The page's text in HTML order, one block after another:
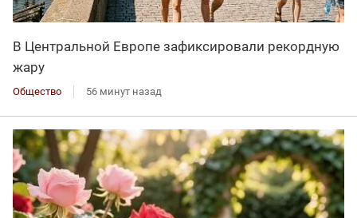
В Центральной Европе зафиксировали рекордную
жару
Общество 56 минут назад